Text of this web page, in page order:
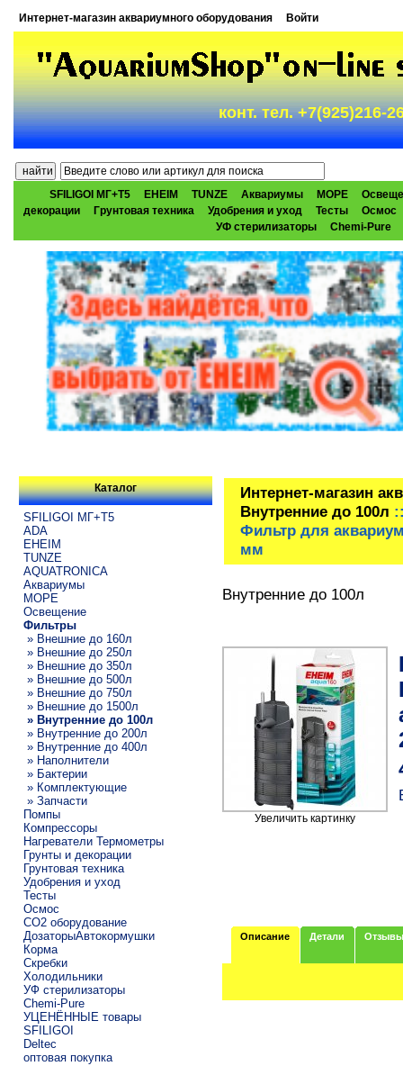
Интернет-магазин аквариумного оборудования Войти
конт. тел. +7(925)216-
SFILIGOI МГ+Т5 EHEIM TUNZE Аквариумы МОРЕ
декорации
Грунтовая техника Удобрения и уход Тесты
Осмос
УФ стерилизаторы
Chemi-Pure
Каталог
SFILIGOI МГ+Т5
ADA
EHEIM
TUNZE
AQUATRONICA
Аквариумы
МОРЕ
Освещение
Фильтры
» Внешние до 160л
» Внешние до 250л
» Внешние до 350л
» Внешние до 500л
» Внешние до 750л
» Внешние до 1500л
» Внутренние до 100л
» Внутренние до 200л
» Внутренние до 400л
» Наполнители
» Бактерии
» Комплектующие
» Запчасти
Помпы
Компрессоры
Нагреватели Термометры
Грунты и декорации
Грунтовая техника
Удобрения и уход
Тесты
Осмос
CO2 оборудование
ДозаторыАвтокормушки
Корма
Скребки
Холодильники
УФ стерилизаторы
Chemi-Pure
УЦЕНЁННЫЕ товары
SFILIGOI
Deltec
оптовая покупка
Интернет-магазин
Внутренние до 100л
Фильтр для
мм
Внутренние до 100л
Увеличить картинку
Описание Детали Отзывы